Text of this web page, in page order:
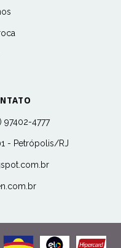
97402-4777
- Petrópolis/RJ